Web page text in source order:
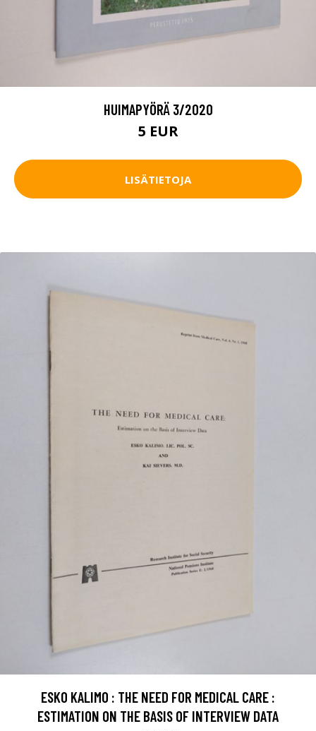
HUIMAPYÖRÄ 3/2020
5 EUR
LISÄTIETOJA
ESKO KALIMO : THE NEED FOR MEDICAL CARE :
ESTIMATION ON THE BASIS OF INTERVIEW DATA